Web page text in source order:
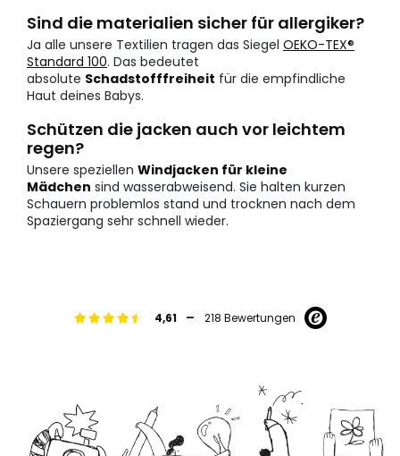
Sind die materialien sicher für allergiker?
Ja alle unsere Textilien tragen das Siegel OEKO-TEX®
Standard 100. Das bedeutet
absolute Schadstofffreiheit für die empfindliche
Haut deines Babys.
Schützen die jacken auch vor leichtem
regen?
Unsere speziellen Windjacken für kleine
Mädchen sind wasserabweisend. Sie halten kurzen
Schauern problemlos stand und trocknen nach dem
Spaziergang sehr schnell wieder.
4,61 - 218 Bewertungen